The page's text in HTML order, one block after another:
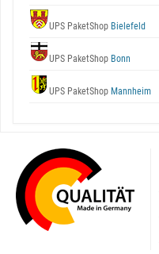
UPS PaketShop Bielefeld
UPS PaketShop Bonn
UPS PaketShop Mannheim